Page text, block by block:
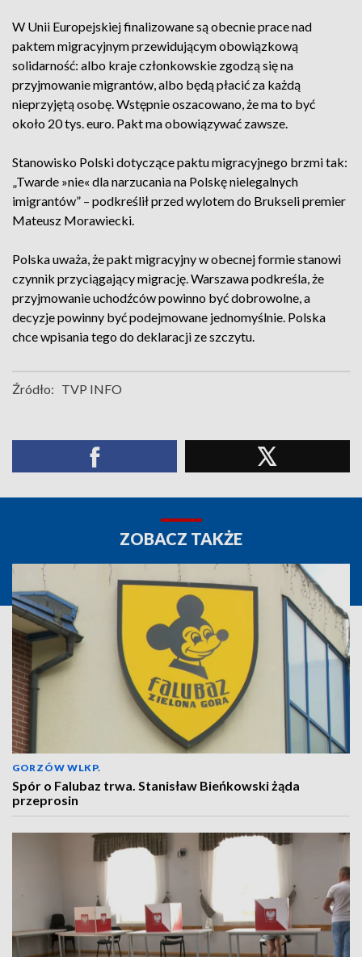
W Unii Europejskiej finalizowane są obecnie prace nad
paktem migracyjnym przewidującym obowiązkową
solidarność: albo kraje członkowskie zgodzą się na
przyjmowanie migrantów, albo będą płacić za każdą
nieprzyjętą osobę. Wstępnie oszacowano, że ma to być
około 20 tys. euro. Pakt ma obowiązywać zawsze.
Stanowisko Polski dotyczące paktu migracyjnego brzmi tak:
„Twarde »nie« dla narzucania na Polskę nielegalnych
imigrantów” – podkreślił przed wylotem do Brukseli premier
Mateusz Morawiecki.
Polska uważa, że pakt migracyjny w obecnej formie stanowi
czynnik przyciągający migrację. Warszawa podkreśla, że
przyjmowanie uchodźców powinno być dobrowolne, a
decyzje powinny być podejmowane jednomyślnie. Polska
chce wpisania tego do deklaracji ze szczytu.
Źródło: TVP INFO
ZOBACZ TAKŻE
GORZÓW WLKP.
Spór o Falubaz trwa. Stanisław Bieńkowski żąda
przeprosin